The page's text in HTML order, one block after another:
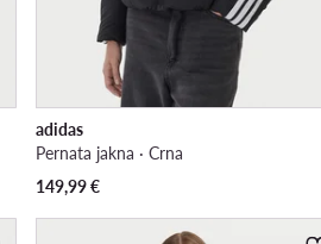
adidas
Pernata jakna · Crna
149,99€